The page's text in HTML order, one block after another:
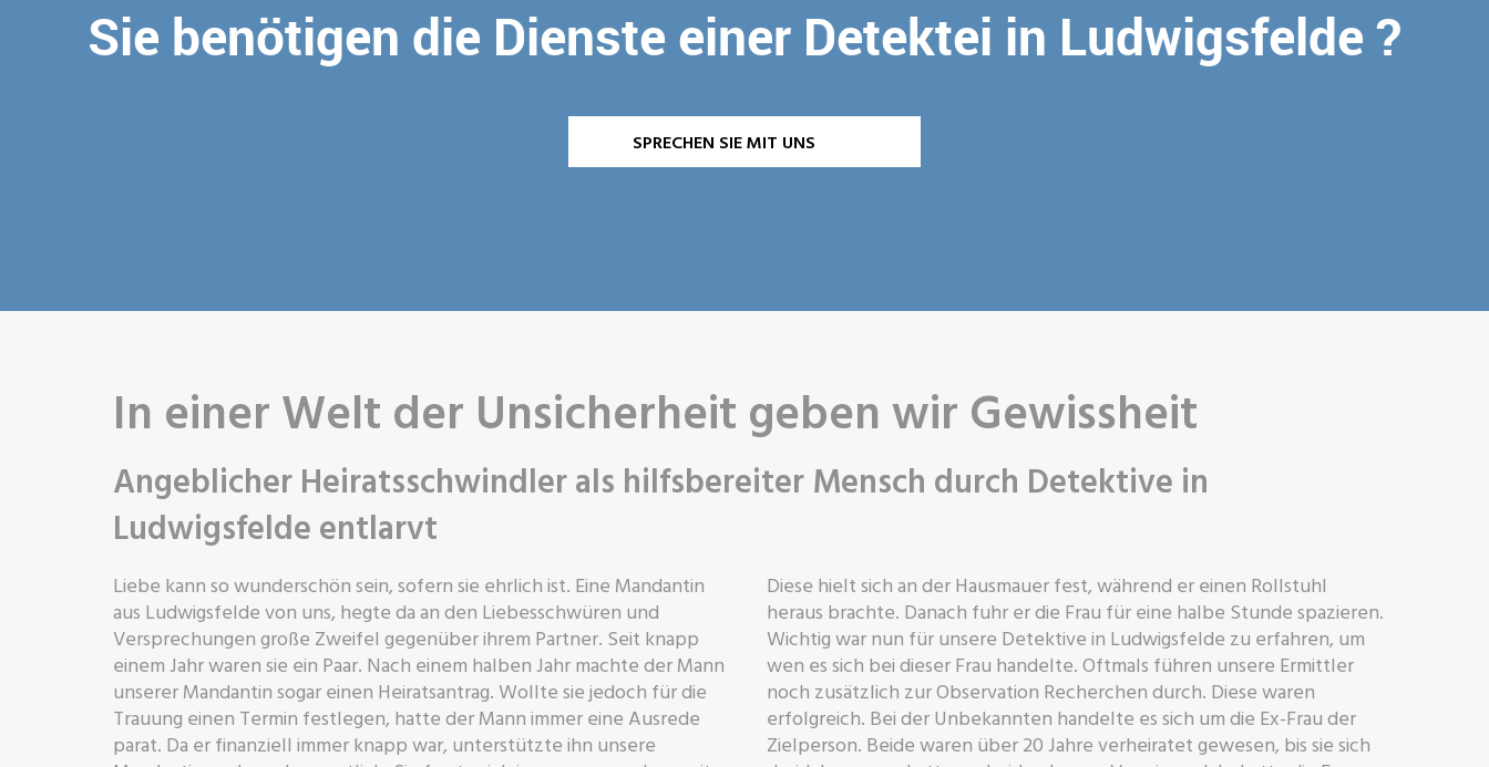
Sie benötigen die Dienste einer Detektei in Ludwigsfelde ?
SPRECHEN SIE MIT UNS
In einer Welt der Unsicherheit geben wir Gewissheit
Angeblicher Heiratsschwindler als hilfsbereiter Mensch durch Detektive in
Ludwigsfelde entlarvt
Liebe kann so wunderschön sein, sofern sie ehrlich ist. Eine Mandantin
aus Ludwigsfelde von uns, hegte da an den Liebesschwüren und
Versprechungen große Zweifel gegenüber ihrem Partner. Seit knapp
einem Jahr waren sie ein Paar. Nach einem halben Jahr machte der Mann
unserer Mandantin sogar einen Heiratsantrag. Wollte sie jedoch für die
Trauung einen Termin festlegen, hatte der Mann immer eine Ausrede
parat. Da er finanziell immer knapp war, unterstützte ihn unsere
Diese hielt sich an der Hausmauer fest, während er einen Rollstuhl
heraus brachte. Danach fuhr er die Frau für eine halbe Stunde spazieren.
Wichtig war nun für unsere Detektive in Ludwigsfelde zu erfahren, um
wen es sich bei dieser Frau handelte. Oftmals führen unsere Ermittler
noch zusätzlich zur Observation Recherchen durch. Diese waren
erfolgreich. Bei der Unbekannten handelte es sich um die Ex-Frau der
Zielperson. Beide waren über 20 Jahre verheiratet gewesen, bis sie sich